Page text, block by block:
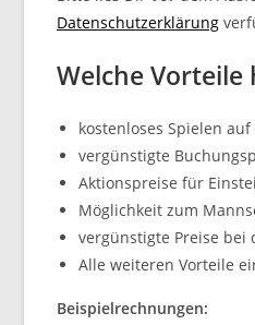
Datenschutzerklärung
Welche Vorteile
kostenloses Spielen
vergünstigte
Aktionspreise für
Möglichkeit zum
vergünstigte Preise bei
Alle weiteren Vorteile
Beispielrechnungen: